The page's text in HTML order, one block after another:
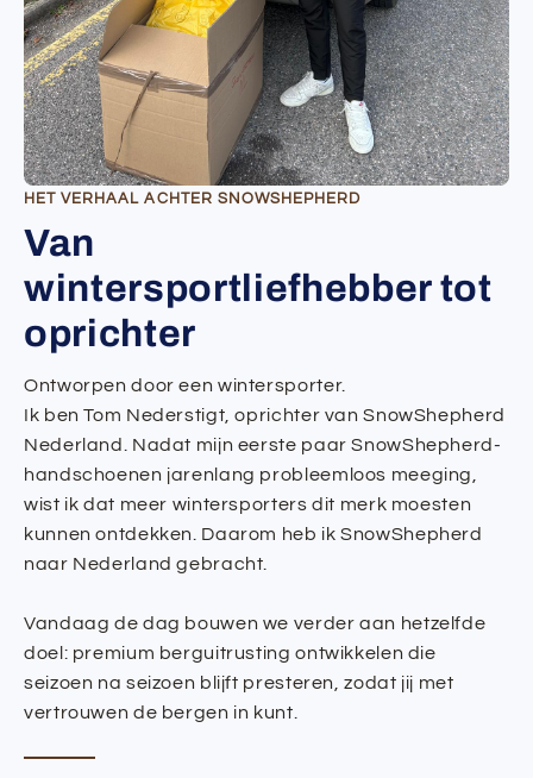
HET VERHAAL ACHTER SNOWSHEPHERD
Van
wintersportliefhebber tot
oprichter
Ontworpen door een wintersporter.
Ik ben Tom Nederstigt, oprichter van SnowShepherd
Nederland. Nadat mijn eerste paar SnowShepherd-
handschoenen jarenlang probleemloos meeging,
wist ik dat meer wintersporters dit merk moesten
kunnen ontdekken. Daarom heb ik SnowShepherd
naar Nederland gebracht.
Vandaag de dag bouwen we verder aan hetzelfde
doel: premium berguitrusting ontwikkelen die
seizoen na seizoen blijft presteren, zodat jij met
vertrouwen de bergen in kunt.